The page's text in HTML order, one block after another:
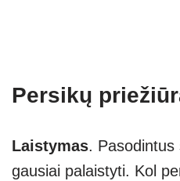
Persikų
Laistymas. Pasodintus
gausiai palaistyti. Kol